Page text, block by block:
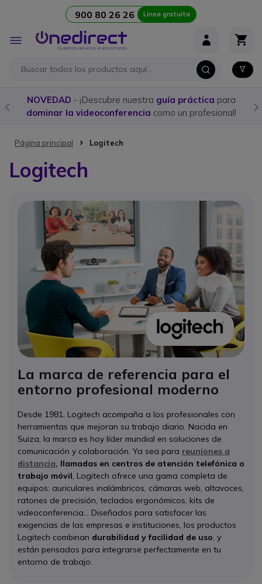
900 80 26 26 Linea gratuita
Toggle
Nav
Compra aquí losmejores Walkies con licenciay
programación personalizada
Página principal Logitech
Logitech
La marca de referencia para el
entorno profesional moderno
Desde 1981, Logitech acompaña a los profesionales con
herramientas que mejoran su trabajo diario. Nacida en
Suiza, la marca es hoy líder mundial en soluciones de
comunicación y colaboración. Ya sea para reuniones a
distancia, llamadas en centros de atención telefónica o
trabajo móvil , Logitech ofrece una gama completa de
equipos: auriculares inalámbricos, cámaras web, altavoces,
ratones de precisión, teclados ergonómicos, kits de
videoconferencia... Diseñados para satisfacer las
exigencias de las empresas e instituciones, los productos
Logitech combinan durabilidad y facilidad de uso , y
están pensados para integrarse perfectamente en tu
entorno de trabajo.